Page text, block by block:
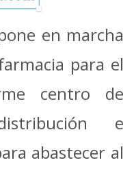
en marcha
para el
centro de
e
abastecer al